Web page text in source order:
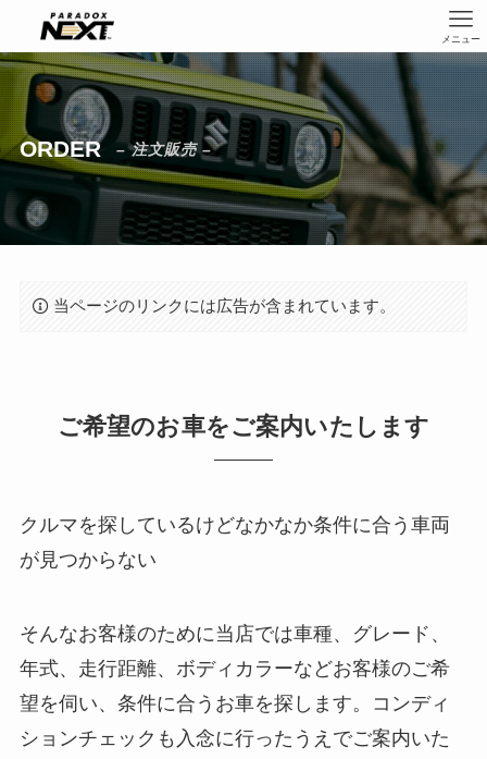
メニュー
ORDER – 注文販売 –
当ページのリンクには広告が含まれています。
ご希望のお車をご案内いたします
クルマを探しているけどなかなか条件に合う車両
が見つからない
そんなお客様のために当店では車種、グレード、
年式、走行距離、ボディカラーなどお客様のご希
望を伺い、条件に合うお車を探します。コンディ
ションチェックも入念に行ったうえでご案内いた